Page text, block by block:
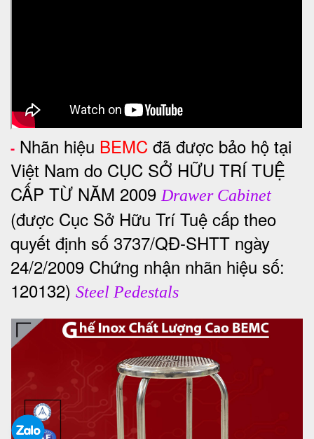
- Nhãn hiệu BEMC đã được bảo hộ tại
Việt Nam do CỤC SỞ HỮU TRÍ TUỆ
CẤP TỪ NĂM 2009Drawer Cabinet
(được Cục Sở Hữu Trí Tuệ cấp theo
quyết định số 3737/QĐ-SHTT ngày
24/2/2009 Chứng nhận nhãn hiệu số:
120132) Steel Pedestals